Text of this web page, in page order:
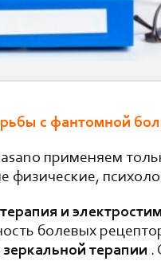
с фантомной
применяем
физические,
и
болевых
терапии .